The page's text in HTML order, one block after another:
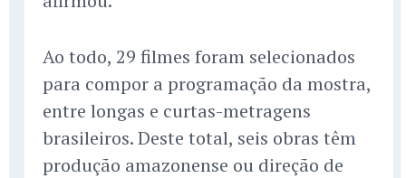
Ao todo, 29 filmes foram selecionados
para compor a programação da mostra,
entre longas e curtas-metragens
brasileiros. Deste total, seis obras têm
produção amazonense ou direção de